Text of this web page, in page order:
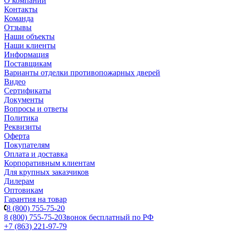
Контакты
Команда
Отзывы
Наши объекты
Наши клиенты
Информация
Поставщикам
Варианты отделки противопожарных дверей
Видео
Сертификаты
Документы
Вопросы и ответы
Политика
Реквизиты
Оферта
Покупателям
Оплата и доставка
Корпоративным клиентам
Для крупных заказчиков
Дилерам
Оптовикам
Гарантия на товар
8 (800) 755-75-20
8 (800) 755-75-20Звонок бесплатный по РФ
+7 (863) 221-97-79